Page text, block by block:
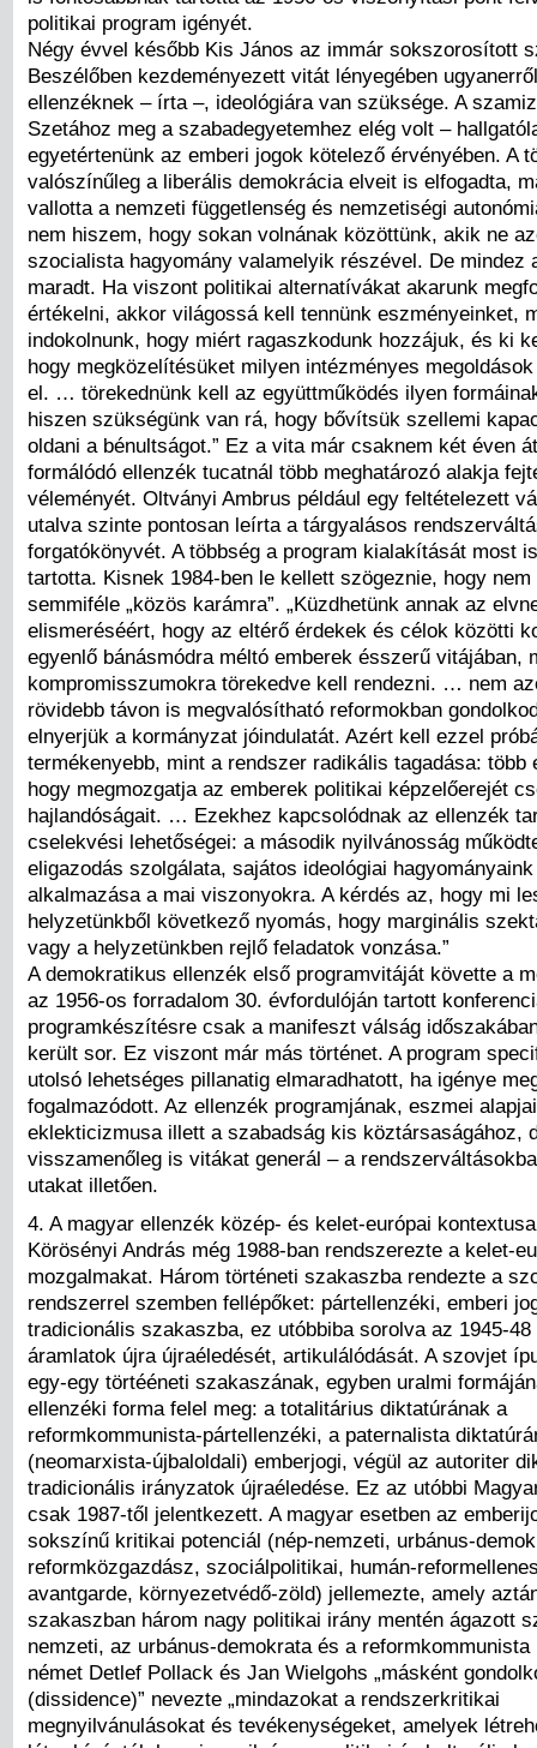
politikai program igényét.
Négy évvel később Kis János az immár sokszorosított
Beszélőben kezdeményezett vitát lényegében
ellenzéknek – írta –, ideológiára van szüksége. A
Szetához meg a szabadegyetemhez elég volt –
egyetértenünk az emberi jogok kötelező érvényében. A
valószínűleg a liberális demokrácia elveit is elfogadta,
vallotta a nemzeti függetlenség és nemzetiségi
nem hiszem, hogy sokan volnának közöttünk, akik ne
szocialista hagyomány valamelyik részével. De mindez
maradt. Ha viszont politikai alternatívákat akarunk
értékelni, akkor világossá kell tennünk eszményeinket,
indokolnunk, hogy miért ragaszkodunk hozzájuk, és ki
hogy megközelítésüket milyen intézményes
el. … törekednünk kell az együttműködés ilyen
hiszen szükségünk van rá, hogy bővítsük szellemi
oldani a bénultságot.” Ez a vita már csaknem két éven
formálódó ellenzék tucatnál több meghatározó alakja
véleményét. Oltványi Ambrus például egy feltételezett
utalva szinte pontosan leírta a tárgyalásos
forgatókönyvét. A többség a program kialakítását most
tartotta. Kisnek 1984-ben le kellett szögeznie, hogy nem
semmiféle „közös karámra”. „Küzdhetünk annak az
elismeréséért, hogy az eltérő érdekek és célok közötti
egyenlő bánásmódra méltó emberek ésszerű vitájában,
kompromisszumokra törekedve kell rendezni. … nem
rövidebb távon is megvalósítható reformokban
elnyerjük a kormányzat jóindulatát. Azért kell ezzel
termékenyebb, mint a rendszer radikális tagadása: több
hogy megmozgatja az emberek politikai képzelőerejét
hajlandóságait. … Ezekhez kapcsolódnak az ellenzék
cselekvési lehetőségei: a második nyilvánosság
eligazodás szolgálata, sajátos ideológiai
alkalmazása a mai viszonyokra. A kérdés az, hogy mi
helyzetünkből következő nyomás, hogy marginális
vagy a helyzetünkben rejlő feladatok vonzása.”
A demokratikus ellenzék első programvitáját követte a
az 1956-os forradalom 30. évfordulóján tartott
programkészítésre csak a manifeszt válság
került sor. Ez viszont már más történet. A program
utolsó lehetséges pillanatig elmaradhatott, ha igénye
fogalmazódott. Az ellenzék programjának, eszmei
eklekticizmusa illett a szabadság kis köztársaságához,
visszamenőleg is vitákat generál – a
utakat illetően.
4. A magyar ellenzék közép- és kelet-európai kontextusa
Körösényi András még 1988-ban rendszerezte a kelet-
mozgalmakat. Három történeti szakaszba rendezte a
rendszerrel szemben fellépőket: pártellenzéki, emberi
tradicionális szakaszba, ez utóbbiba sorolva az 1945-
áramlatok újra újraéledését, artikulálódását. A szovjet
egy-egy törtééneti szakaszának, egyben uralmi
ellenzéki forma felel meg: a totalitárius diktatúrának a
reformkommunista-pártellenzéki, a paternalista
(neomarxista-újbaloldali) emberjogi, végül az autoriter
tradicionális irányzatok újraéledése. Ez az utóbbi
csak 1987-től jelentkezett. A magyar esetben az
sokszínű kritikai potenciál (nép-nemzeti, urbánus-
reformközgazdász, szociálpolitikai, humán-
avantgarde, környezetvédő-zöld) jellemezte, amely
szakaszban három nagy politikai irány mentén ágazott
nemzeti, az urbánus-demokrata és a reformkommunista
német Detlef Pollack és Jan Wielgohs „másként
(dissidence)” nevezte „mindazokat a rendszerkritikai
megnyilvánulásokat és tevékenységeket, amelyek